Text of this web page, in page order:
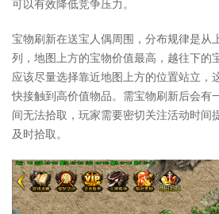
可以有效降低竞争压力。
宝物刷新在送宝人偶周围，分布规律是从
列，地图上方的宝物价值最高，越往下的
应该尽量选择靠近地图上方的位置站立，
快接触到高价值物品。需宝物刷新后会有
间无法拾取，玩家需要密切关注活动时间
及时拾取。